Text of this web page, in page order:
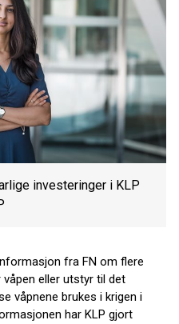
investeringer i KLP
fra FN om flere
eller utstyr til det
våpnene brukes i krigen i
har KLP gjort